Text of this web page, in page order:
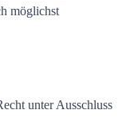
möglichst
unter Ausschluss